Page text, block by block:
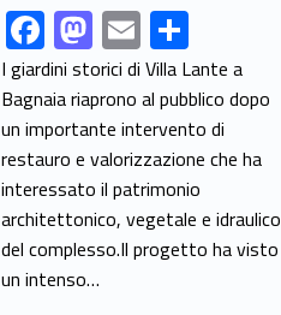
Link identifier share facebook archive #share-link-archive-9398F
ac
e
b
o
o
k
M
as
to
d
o
n
E
m
ai
l
S
h
ar
e
I giardini storici di Villa Lante a
Bagnaia riaprono al pubblico dopo
un importante intervento di
restauro e valorizzazione che ha
interessato il patrimonio
architettonico, vegetale e idraulico
del complesso.Il progetto ha visto
un intenso…